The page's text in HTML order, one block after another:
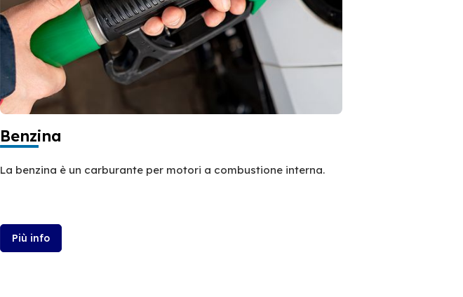
Benzina
La benzina è un carburante per motori a combustione interna.
Più info